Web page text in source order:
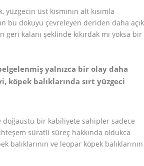
üst kısmının alt kısımla
bu dokuyu çevreleyen deriden daha açık
kalanı şeklinde kıkırdak mı yoksa bir
yalnızca bir olay daha
köpek balıklarında sırt yüzgeci
doğaüstü bir kabiliyete sahipler sadece
süratli süreç hakkında oldukca
ve leopar köpek balıklarının